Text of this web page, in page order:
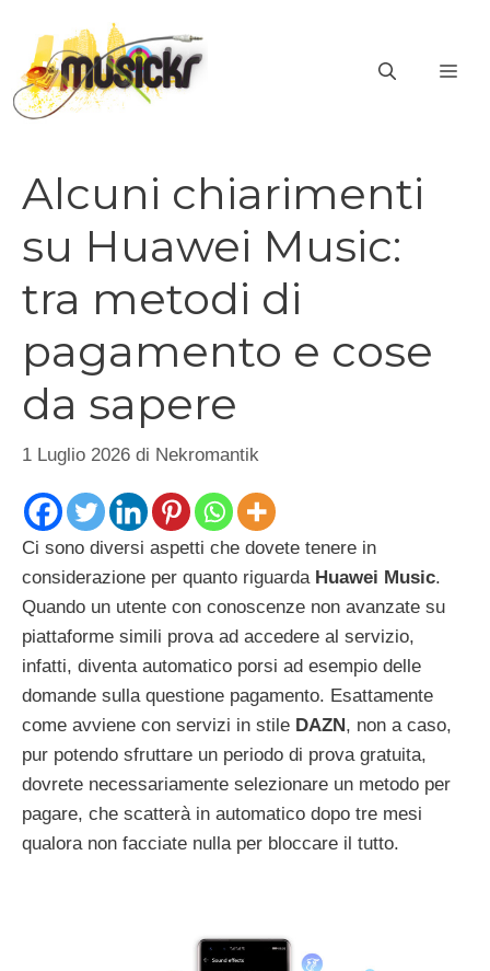
contenuto
Alcuni chiarimenti
su Huawei Music:
tra metodi di
pagamento e cose
da sapere
1 Luglio 2026 di Nekromantik
Ci sono diversi aspetti che dovete tenere in
considerazione per quanto riguarda Huawei Music.
Quando un utente con conoscenze non avanzate su
piattaforme simili prova ad accedere al servizio,
infatti, diventa automatico porsi ad esempio delle
domande sulla questione pagamento. Esattamente
come avviene con servizi in stile DAZN , non a caso,
pur potendo sfruttare un periodo di prova gratuita,
dovrete necessariamente selezionare un metodo per
pagare, che scatterà in automatico dopo tre mesi
qualora non facciate nulla per bloccare il tutto.